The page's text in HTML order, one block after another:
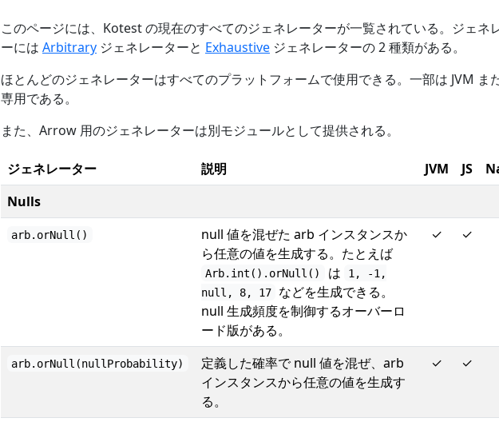
このページには、Kotest の現在のすべてのジェネレーターが一覧されている。ジェネ
ーには Arbitrary ジェネレーターと Exhaustive ジェネレーターの 2 種類がある。
ほとんどのジェネレーターはすべてのプラットフォームで使用できる。一部は JVM ま
専用である。
また、Arrow 用のジェネレーターは別モジュールとして提供される。
ジェネレーター 説明 JVM JS
Nulls
arb.orNull()
null 値を混ぜた arb インスタンスか
ら任意の値を生成する。たとえば
Arb.int().orNull() は
1, -1,
null, 8, 17
などを生成できる。
null 生成頻度を制御するオーバーロ
ード版がある。
✓ ✓
arb.orNull(nullProbability)
定義した確率で null 値を混ぜ、arb
インスタンスから任意の値を生成す
る。
✓ ✓